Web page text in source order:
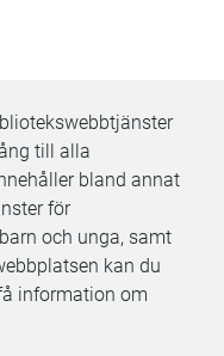
till alla
bland annat
för
och unga, samt
kan du
information om